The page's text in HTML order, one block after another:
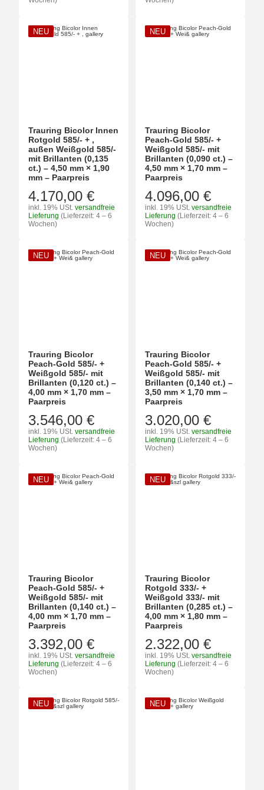
NEU
Trauring Bicolor Innen
Rotgold 585/- + ,
außen Weißgold 585/-
mit Brillanten (0,135
ct.) – 4,50 mm × 1,90
mm – Paarpreis
4.170,00 €
inkl. 19% USt. versandfreie
Lieferung (Lieferzeit: 4 – 6
Wochen)
NEU
Trauring Bicolor
Peach-Gold 585/- +
Weißgold 585/- mit
Brillanten (0,090 ct.) –
4,50 mm × 1,70 mm –
Paarpreis
4.096,00 €
inkl. 19% USt. versandfreie
Lieferung (Lieferzeit: 4 – 6
Wochen)
NEU
Trauring Bicolor
Peach-Gold 585/- +
Weißgold 585/- mit
Brillanten (0,120 ct.) –
4,00 mm × 1,70 mm –
Paarpreis
3.546,00 €
inkl. 19% USt. versandfreie
Lieferung (Lieferzeit: 4 – 6
Wochen)
NEU
Trauring Bicolor
Peach-Gold 585/- +
Weißgold 585/- mit
Brillanten (0,140 ct.) –
3,50 mm × 1,70 mm –
Paarpreis
3.020,00 €
inkl. 19% USt. versandfreie
Lieferung (Lieferzeit: 4 – 6
Wochen)
NEU
Trauring Bicolor
Peach-Gold 585/- +
Weißgold 585/- mit
Brillanten (0,140 ct.) –
4,00 mm × 1,70 mm –
Paarpreis
3.392,00 €
inkl. 19% USt. versandfreie
Lieferung (Lieferzeit: 4 – 6
Wochen)
NEU
Trauring Bicolor
Rotgold 333/- +
Weißgold 333/- mit
Brillanten (0,285 ct.) –
4,00 mm × 1,80 mm –
Paarpreis
2.322,00 €
inkl. 19% USt. versandfreie
Lieferung (Lieferzeit: 4 – 6
Wochen)
NEU NEU